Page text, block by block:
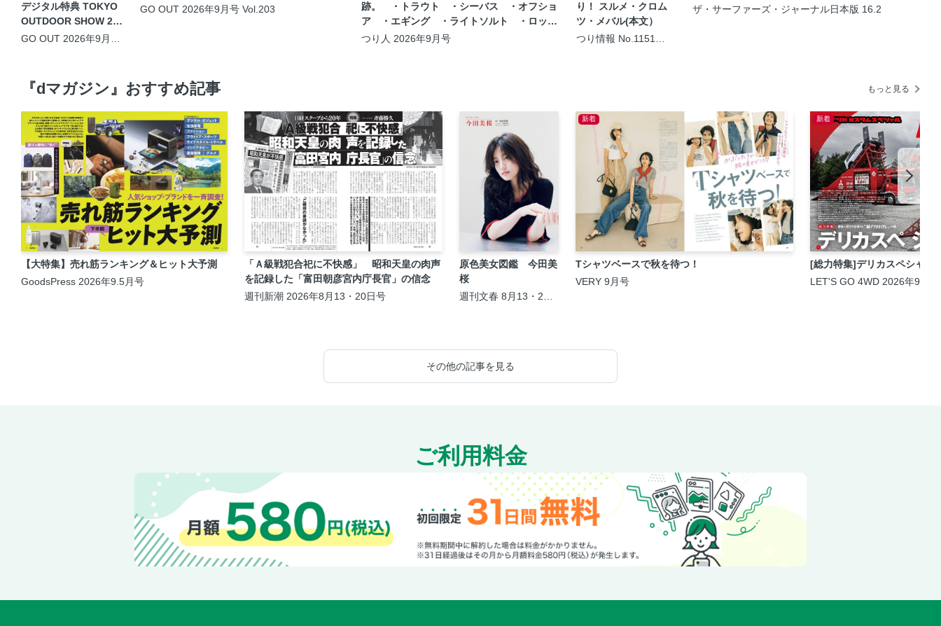
デジタル特典 TOKYO
OUTDOOR SHOW 20
26 -Event Photo Rep
GO OUT 2026年9月号
GO OUT 2026年9月号 Vol.203
跡。 ・トラウト ・シーバス ・オフショ
ア ・エギング ・ライトソルト ・ロック
フィッシュ ・ナマズ ・アユルアー
つり人 2026年9月号
り！ スルメ・クロム
ツ・メバル(本文）
つり情報 No.1151
ザ・サーファーズ・ジャーナル日本版 16.2
『dマガジン』おすすめ記事 もっと見る
【大特集】売れ筋ランキング＆ヒット大予測
GoodsPress 2026年9.5月号
「Ａ級戦犯合祀に不快感」 昭和天皇の肉声
を記録した「富田朝彦宮内庁長官」の信念
週刊新潮 2026年8月13・20日号
原色美女図鑑 今田美
桜
週刊文春 8月13・20
新着
Tシャツベースで秋を待つ！
VERY 9月号
新着
[総力特集]デリカスペシャル
LET'S GO 4WD 2026年9月号
その他の記事を見る
ご利用料金